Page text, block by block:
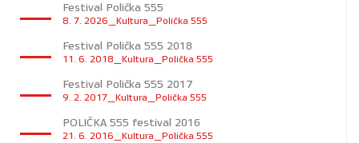
Festival Polička 555
8. 7. 2026_Kultura_Polička 555
Festival Polička 555 2018
11. 6. 2018_Kultura_Polička 555
Festival Polička 555 2017
9. 2. 2017_Kultura_Polička 555
POLIČKA 555 festival 2016
21. 6. 2016_Kultura_Polička 555